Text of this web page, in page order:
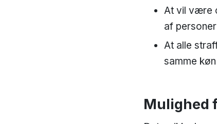
At vil være
af
At alle
samme
Mulighed